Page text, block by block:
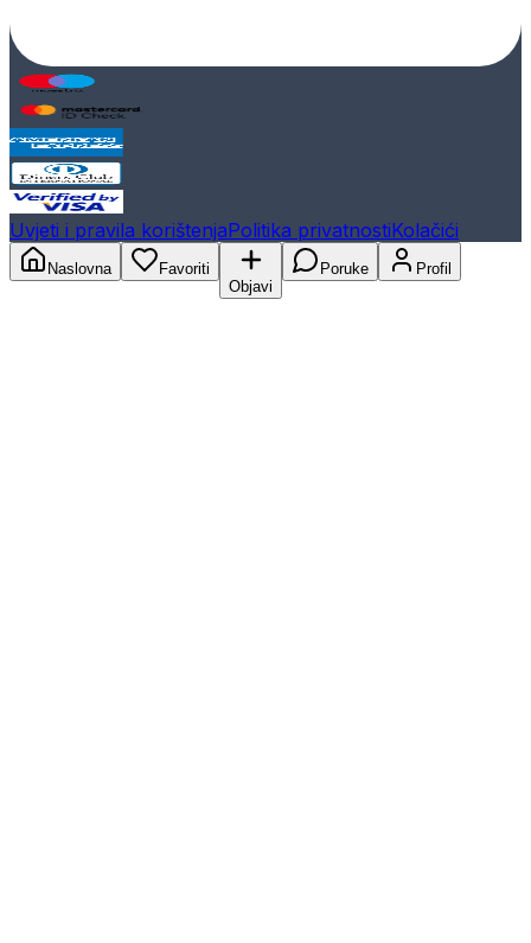
Uvjeti i pravila korištenjaPolitika privatnostiKolačići
Naslovna
Favoriti
Objavi
Poruke Profil